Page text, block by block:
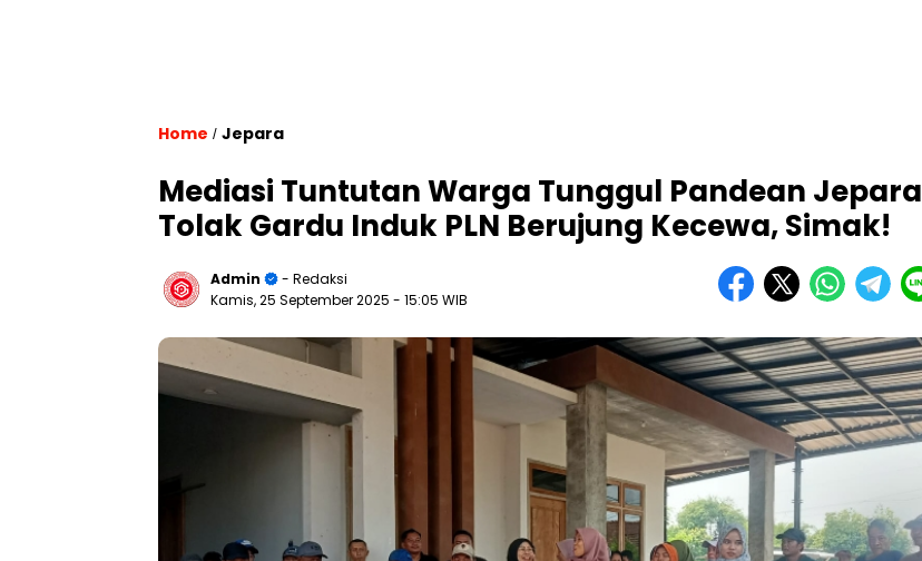
Home / Jepara
Mediasi Tuntutan Warga Tunggul Pandean Jepara
Tolak Gardu Induk PLN Berujung Kecewa, Simak!
Admin
- Redaksi
Kamis, 25 September 2025 - 15:05 WIB